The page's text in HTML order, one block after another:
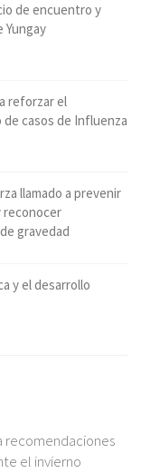
de encuentro y
Yungay
reforzar el
casos de Influenza
llamado a prevenir
reconocer
gravedad
y el desarrollo
recomendaciones
el invierno